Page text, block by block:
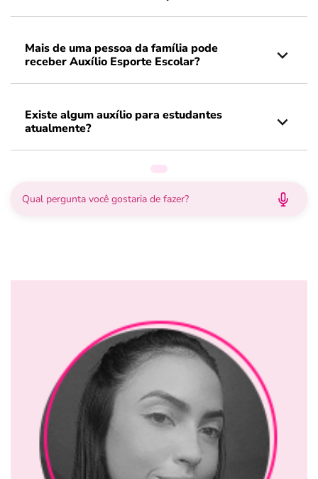
Mais de uma pessoa da família pode
receber Auxílio Esporte Escolar?
Existe algum auxílio para estudantes
atualmente?